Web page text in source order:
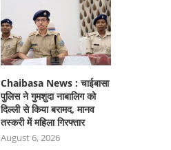
Chaibasa News : चाईबासा
पुलिस ने गुमशुदा नाबालिग को
दिल्ली से किया बरामद, मानव
तस्करी में महिला गिरफ्तार
August 6, 2026